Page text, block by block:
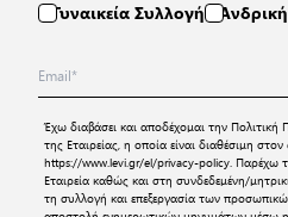
Γυναικεία Συλλογή
Έχω διαβάσει και αποδέχομαι την
της Εταιρείας, η οποία είναι διαθέσιμη
https://www.levi.gr/el/privacy-policy. Παρέχω
Εταιρεία καθώς και στη συνδεδεμένη/
τη συλλογή και επεξεργασία των